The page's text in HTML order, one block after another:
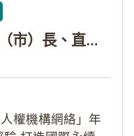
公告本院許可115年縣（市）長、直轄市議員、縣（市）議員擬參選人開立政治獻金專戶共計4戶。各專戶得收受政治獻金期間為自專戶許可設立日起至115年11月27日止，專戶名冊詳如附件。
權機構網絡」年